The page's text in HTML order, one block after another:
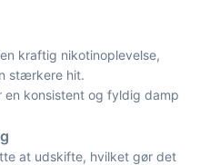
kraftig nikotinoplevelse,
stærkere hit.
en konsistent og fyldig damp
at udskifte, hvilket gør det